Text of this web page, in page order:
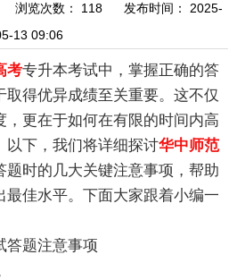
浏览次数： 118 发布时间：
2025-
13 09:06
考专升本考试中，掌握正确的答
取得优异成绩至关重要。这不仅
，更在于如何在有限的时间内高
以下，我们将详细探讨华中师范
题时的几大关键注意事项，帮助
最佳水平。下面大家跟着小编一
答题注意事项